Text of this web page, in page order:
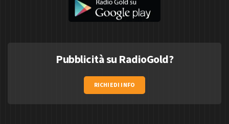
Pubblicità su RadioGold?
RICHIEDI INFO